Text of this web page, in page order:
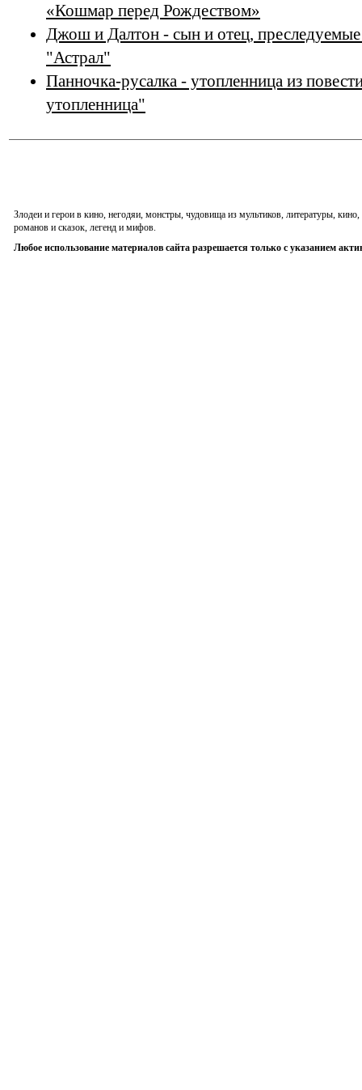
«Кошмар перед Рождеством»
Джош и Далтон - сын и отец,
"Астрал"
Панночка-русалка - утопленница из
утопленница"
Злодеи и герои в кино, негодяи, монстры, чудовища из мультиков, литературы,
романов и сказок, легенд и мифов.
Любое использование материалов сайта разрешается только с указанием